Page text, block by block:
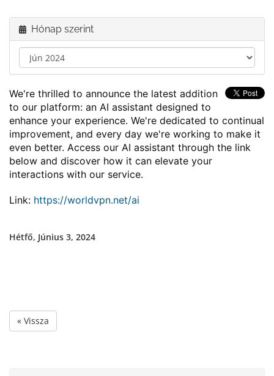
Hónap szerint
We're thrilled to announce the latest addition
to our platform: an AI assistant designed to
enhance your experience. We're dedicated to continual
improvement, and every day we're working to make it
even better. Access our AI assistant through the link
below and discover how it can elevate your
interactions with our service.
Link: https://worldvpn.net/ai
Hétfő, Június 3, 2024
« Vissza